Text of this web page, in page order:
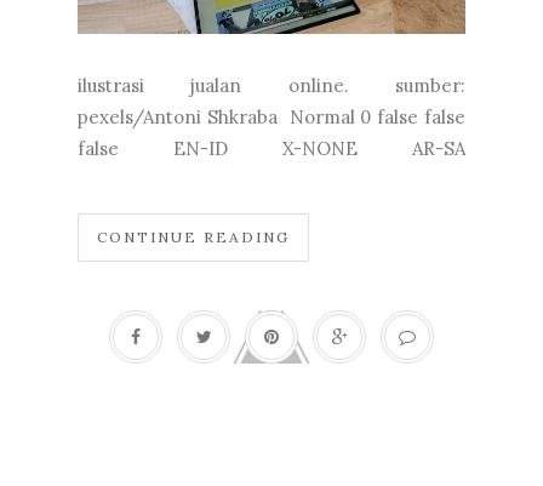
ilustrasi jualan online. sumber:
pexels/Antoni Shkraba Normal 0 false false
false EN-ID X-NONE AR-SA
CONTINUE READING